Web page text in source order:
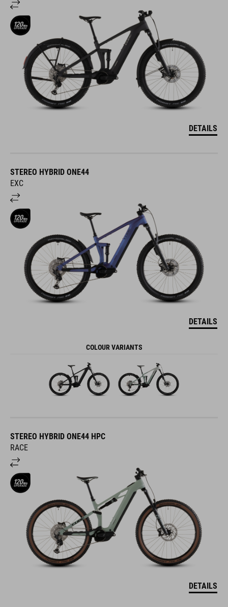
DETAILS
STEREO HYBRID ONE44
EXC
DETAILS
COLOUR VARIANTS
STEREO HYBRID ONE44 HPC
RACE
DETAILS